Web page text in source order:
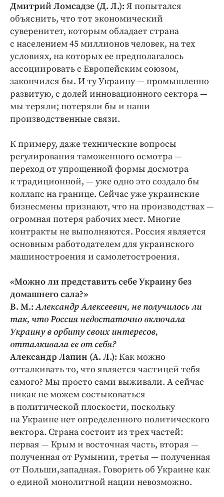
Бренд года
Работодатель года
Дмитрий Ломсадзе (Д. Л.): Я попытался
объяснить, что тот экономический
суверенитет, которым обладает страна
с населением 45 миллионов человек, на тех
условиях, на которых ее предполагалось
ассоциировать с Европейским союзом,
закончился бы. И ту Украину — промышленно
развитую, с долей инновационного сектора —
мы теряли; потеряли бы и наши
производственные связи.
К примеру, даже технические вопросы
регулирования таможенного осмотра —
переход от упрощенной формы досмотра
к традиционной, — уже одно это создало бы
коллапс на границе. Сейчас уже украинские
бизнесмены признают, что на производствах —
огромная потеря рабочих мест. Многие
контракты не выполняются. Россия является
основным работодателем для украинского
машиностроения и самолетостроения.
«Можно ли представить себе Украину без
домашнего сала?»
В. М.:Александр Алексеевич, не получилось ли
так, что Россия недостаточно включала
Украину в орбиту своих интересов,
отталкивала ее от себя?
Александр Лапин (А. Л.): Как можно
отталкивать то, что является частицей тебя
самого? Мы просто сами выживали. А сейчас
никак не можем состыковаться
в политической плоскости, поскольку
на Украине нет определен­ного политического
вектора. Страна состоит из трех частей:
первая — Крым и восточная часть, вторая —
полученная от Румынии, третья — полученная
от Польши, западная. Говорить об Украине как
о единой монолитной нации невозможно.